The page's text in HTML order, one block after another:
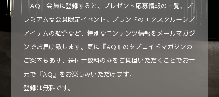
「AQ」会員に登録すると、プレゼント応募情報の一覧、プ
レミアムな会員限定イベント、ブランドのエクスクルーシブ
アイテムの紹介など、特別なコンテンツ情報をメールマガジ
ンでお届け致します。更に『AQ』のタブロイドマガジンの
ご案内もあり、送付手数料のみをご負担いただくことでお手
元で『AQ』をお楽しみいただけます。
登録は無料です。